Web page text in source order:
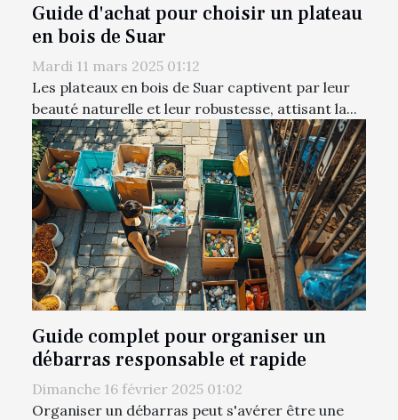
Guide d'achat pour choisir un plateau
en bois de Suar
Mardi 11 mars 2025 01:12
Les plateaux en bois de Suar captivent par leur
beauté naturelle et leur robustesse, attisant la...
Guide complet pour organiser un
débarras responsable et rapide
Dimanche 16 février 2025 01:02
Organiser un débarras peut s'avérer être une